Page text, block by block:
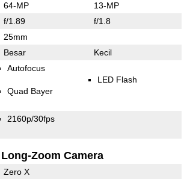
64-MP 13-MP
f/1.89 f/1.8
25mm
Besar Kecil
Autofocus
Quad Bayer
LED Flash
2160p/30fps
Long-Zoom Camera
Zero X